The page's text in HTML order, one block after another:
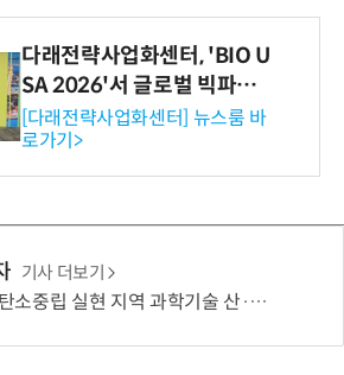
다래전략사업화센터, 'BIO U
SA 2026'서 글로벌 빅파마
와의 비즈니스 미팅 지원…K
-바이오 해외 진출 교두보 확
보
[다래전략사업화센터] 뉴스룸 바
로가기>
기사 더보기
립 실현 지역 과학기술 산·학·연·관 협력 모색